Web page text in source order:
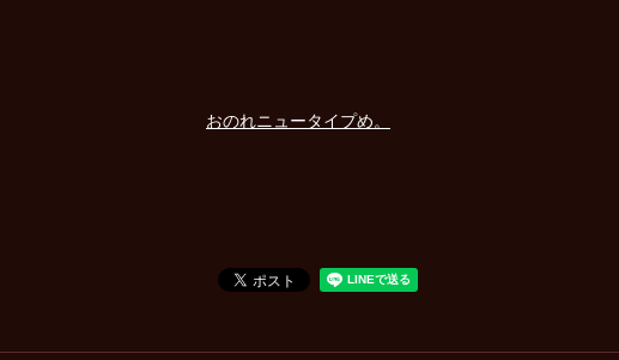
おのれニュータイプめ。